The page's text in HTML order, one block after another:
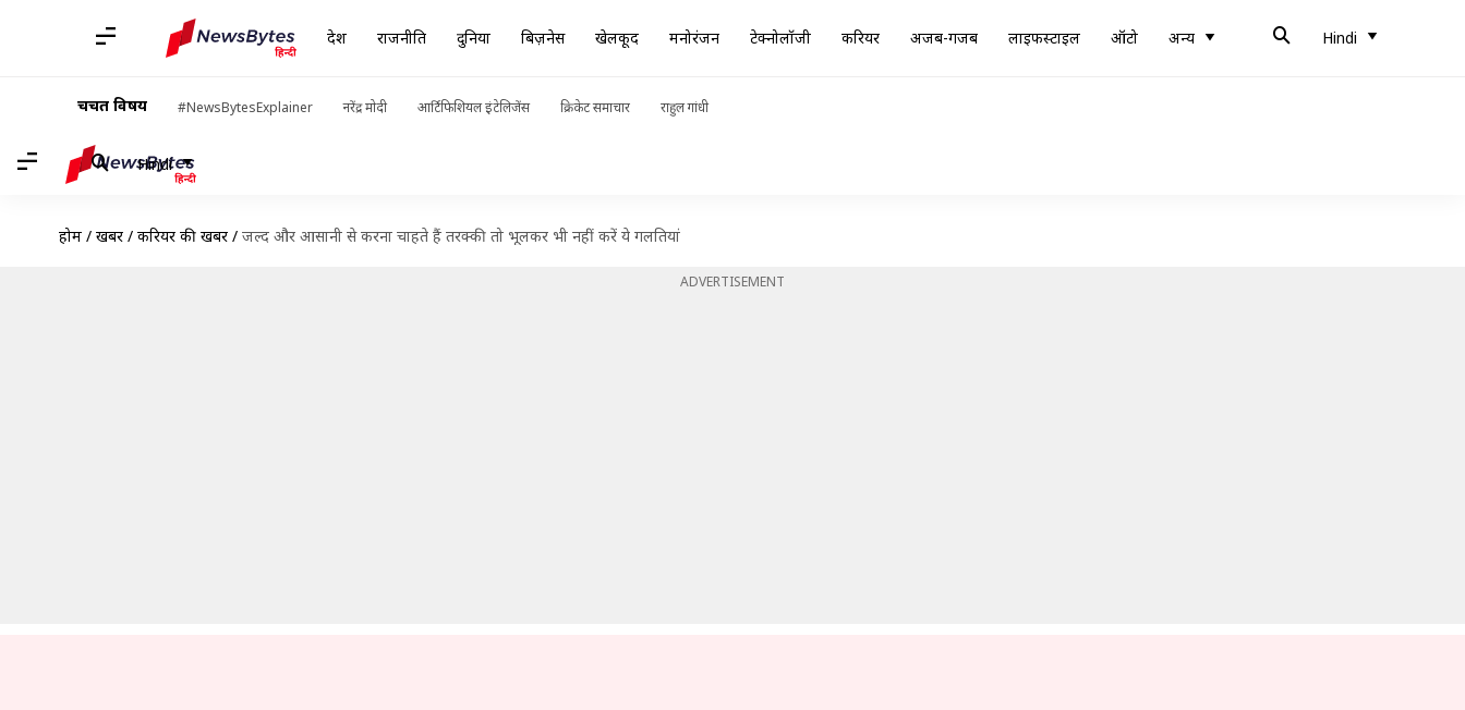
देश राजनीति दुनिया बिज़नेस खेलकूद मनोरंजन टेक्नोलॉजी करियर अजब-गजब लाइफस्टाइल ऑटो अन्य Hindi
चर्चित विषय #NewsBytesExplainer नरेंद्र मोदी आर्टिफिशियल इंटेलिजेंस क्रिकेट समाचार राहुल गांधी
Hindi
होम / खबरें / करियर की खबरें / जल्द और आसानी से करना चाहते हैं तरक्की तो भूलकर भी नहीं करें ये गलतियां
ADVERTISEMENT